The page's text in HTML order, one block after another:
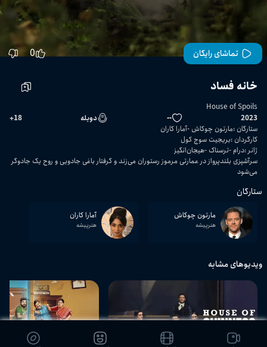
تماشای رایگان 0
خانه فساد
House of Spoils
2023
-- دوبله 18
+
ستارگان :مارتون چوکاش آمارا کاران
کارگردان :بریجیت سوج کول
ژانر :درام ترسناک هیجان‌انگیز
سرآشپزی بلندپرواز در عمارتی مرموز رستوران می‌زند و گرفتار باغی جادویی و روح یک جادوگر
می‌شود
ستارگان
مارتون چوکاش
هنرپیشه
آمارا کاران
هنرپیشه
ویدیوهای مشابه